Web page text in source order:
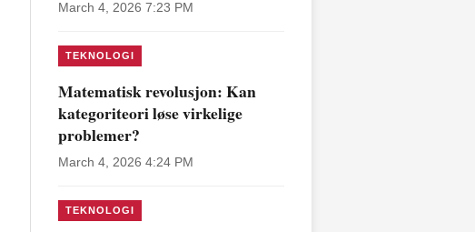
March 4, 2026 7:23 PM
TEKNOLOGI
Matematisk revolusjon: Kan
kategoriteori løse virkelige
problemer?
March 4, 2026 4:24 PM
TEKNOLOGI